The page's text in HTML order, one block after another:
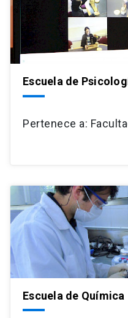
Escuela de
Pertenece a:
Escuela de Química